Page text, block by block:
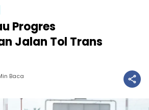
Progres
Jalan Tol Trans
Baca